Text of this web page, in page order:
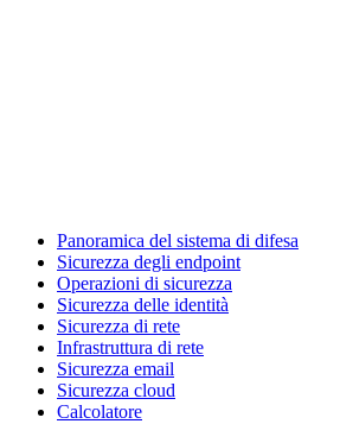
Panoramica del sistema di difesa
Sicurezza degli endpoint
Operazioni di sicurezza
Sicurezza delle identità
Sicurezza di rete
Infrastruttura di rete
Sicurezza email
Sicurezza cloud
Calcolatore